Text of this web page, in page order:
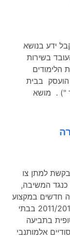
ידע בנושא
מורה, העובד בשירות
הלימודים
הועסק בבית
") . מושא
של המבקשת למתן צו
המשיבה,
חדשים במקצוע
השפה העברית והערבית בשנת הלימודים 2011/2012 בבתי
בתביעה
אלמותנבי